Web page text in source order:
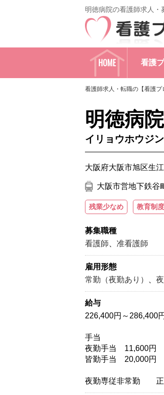
明徳病院の看護師求人
HOME 看護
看護師求人・転職の【看護プ
明徳病院
イリョウホウジ
大阪府大阪市旭区生
大阪市営地下鉄谷
残業少なめ 教育制
募集職種
看護師
准看護師
雇用形態
常勤（夜勤あり）
給与
226,400円～286,400
手当
夜勤手当 11,600円
皆勤手当 20,000円
夜勤専従非常勤 正